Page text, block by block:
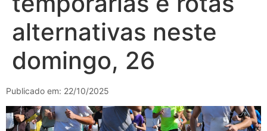
alternativas neste
domingo, 26
Publicado em: 22/10/2025